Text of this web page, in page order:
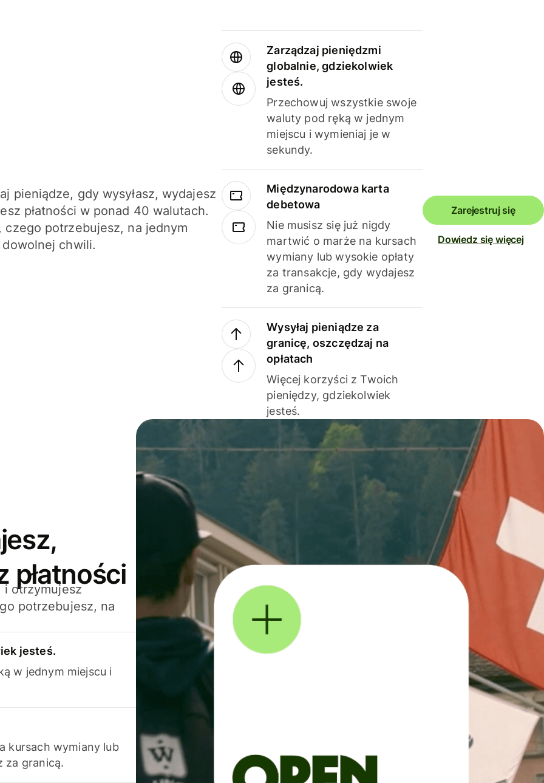
pieniądze, gdy wysyłasz, wydajesz
płatności w ponad 40 walutach.
czego potrzebujesz, na jednym
chwili.
Zarządzaj pieniędzmi
globalnie, gdziekolwiek
jesteś.
Przechowuj wszystkie swoje
waluty pod ręką w jednym
miejscu i wymieniaj je w
sekundy.
Międzynarodowa karta
debetowa
Nie musisz się już nigdy
martwić o marże na kursach
wymiany lub wysokie opłaty
za transakcje, gdy wydajesz
za granicą.
Wysyłaj pieniądze za
granicę, oszczędzaj na
opłatach
Więcej korzyści z Twoich
pieniędzy, gdziekolwiek
jesteś.
Zarejestruj się
Dowiedz się więcej
płatności
i otrzymujesz
potrzebujesz, na
jesteś.
w jednym miejscu i
kursach wymiany lub
za granicą.